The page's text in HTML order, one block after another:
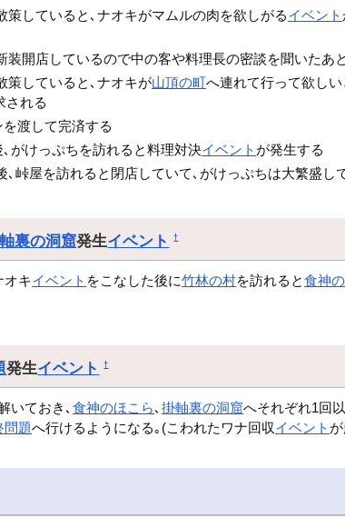
策していると､ナオキがマムルの肉を欲しがるイベント
装開店しているので中の客や料理長の密談を聞いたあ
策していると､ナオキが山頂の町へ連れて行って欲し
される
渡して完済する
がけっぷちを訪れると料理対決イベント が発生する
､峠屋を訪れると閉店していて､がけっぷちは大繁盛
裏の洞窟発生イベント †
オキイベント をこなした後に竹林の村を訪れると食神
発生イベント †
いておき､食神のほこら､掛軸裏の洞窟へそれぞれ1回
問題へ行けるようになる｡(こわれたワナ回収イベント